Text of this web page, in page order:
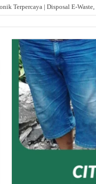
Terpercaya | Disposal E-